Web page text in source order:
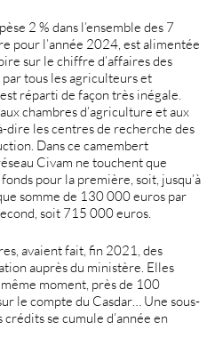
2 % dans l’ensemble des 7
pour l’année 2024, est alimentée
sur le chiffre d’affaires des
tous les agriculteurs et
réparti de façon très inégale.
chambres d’agriculture et aux
dire les centres de recherche des
Dans ce camembert
Civam ne touchent que
pour la première, soit, jusqu’à
somme de 130 000 euros par
soit 715 000 euros.
avaient fait, fin 2021, des
auprès du ministère. Elles
moment, près de 100
le compte du Casdar… Une sous-
se cumule d’année en